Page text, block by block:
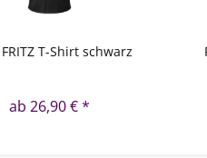
FRITZ T-Shirt schwarz
ab 26,90 € *